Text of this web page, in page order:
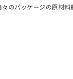
のパッケージの原材料